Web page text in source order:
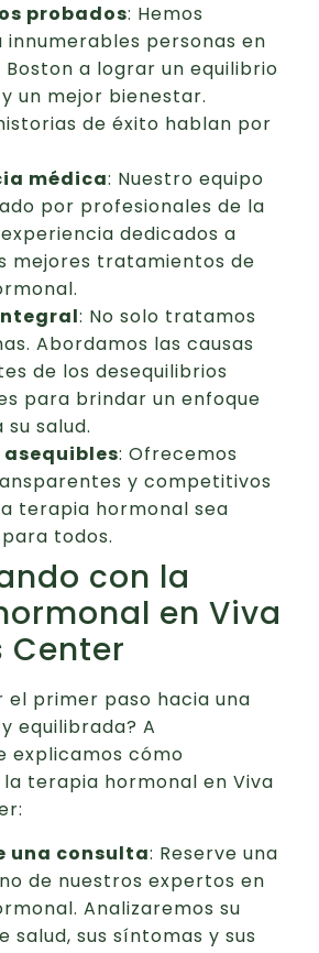
probados: Hemos
innumerables personas en
a lograr un equilibrio
un mejor bienestar.
de éxito hablan por
médica: Nuestro equipo
por profesionales de la
dedicados a
mejores tratamientos de
: No solo tratamos
Abordamos las causas
de los desequilibrios
para brindar un enfoque
salud.
asequibles: Ofrecemos
y competitivos
terapia hormonal sea
todos.
con la
en Viva
Center
el primer paso hacia una
equilibrada? A
explicamos cómo
terapia hormonal en Viva
una consulta: Reserve una
de nuestros expertos en
Analizaremos su
salud, sus síntomas y sus